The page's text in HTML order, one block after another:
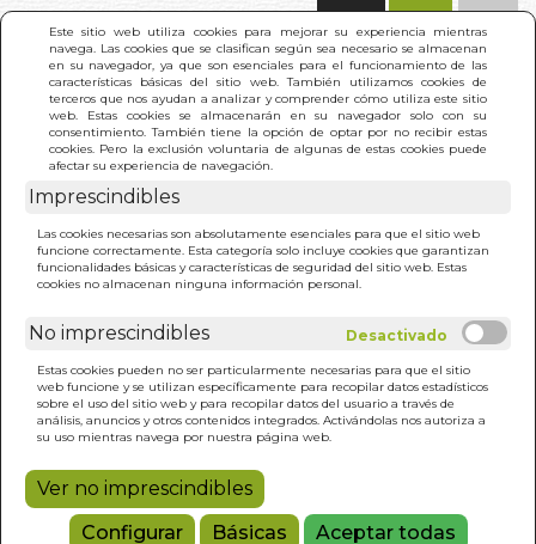
Este sitio web utiliza cookies para mejorar su experiencia mientras
navega. Las cookies que se clasifican según sea necesario se almacenan
en su navegador, ya que son esenciales para el funcionamiento de las
características básicas del sitio web. También utilizamos cookies de
terceros que nos ayudan a analizar y comprender cómo utiliza este sitio
web. Estas cookies se almacenarán en su navegador solo con su
consentimiento. También tiene la opción de optar por no recibir estas
cookies. Pero la exclusión voluntaria de algunas de estas cookies puede
afectar su experiencia de navegación.
Imprescindibles
Las cookies necesarias son absolutamente esenciales para que el sitio web
funcione correctamente. Esta categoría solo incluye cookies que garantizan
funcionalidades básicas y características de seguridad del sitio web. Estas
cookies no almacenan ninguna información personal.
No imprescindibles
Estas cookies pueden no ser particularmente necesarias para que el sitio
web funcione y se utilizan específicamente para recopilar datos estadísticos
sobre el uso del sitio web y para recopilar datos del usuario a través de
análisis, anuncios y otros contenidos integrados. Activándolas nos autoriza a
su uso mientras navega por nuestra página web.
Ver no imprescindibles
Configurar
Básicas Aceptar todas
INICIO >